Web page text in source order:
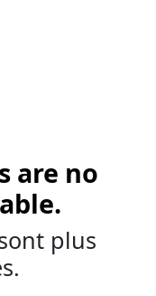
are no
plus